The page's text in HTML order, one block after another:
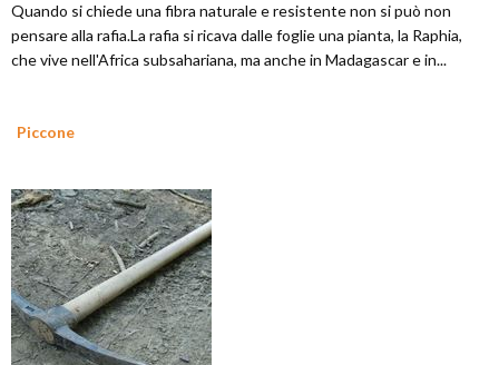
Quando si chiede una fibra naturale e resistente non si può non
pensare alla rafia.La rafia si ricava dalle foglie una pianta, la Raphia,
che vive nell'Africa subsahariana, ma anche in Madagascar e in...
Piccone